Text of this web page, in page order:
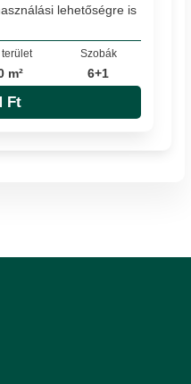
lehetőségre is
terület
m²
Szobák
6+1
Ft